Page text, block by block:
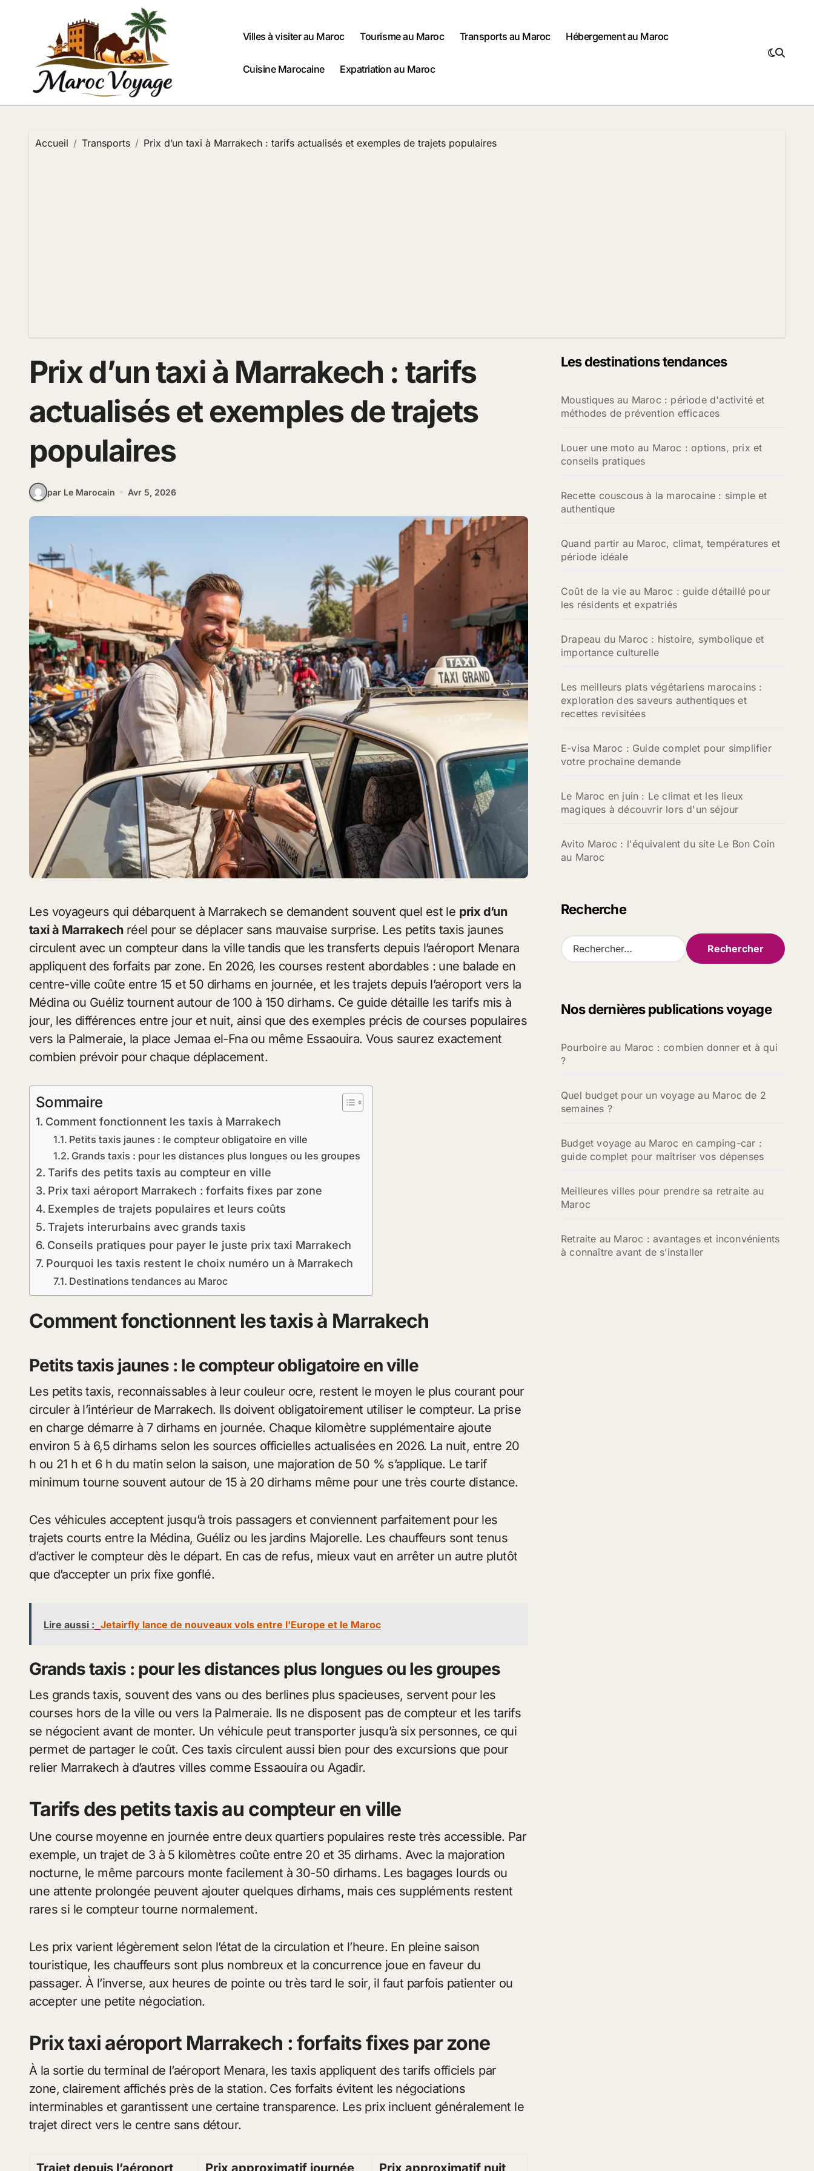
Villes à visiter au Maroc Tourisme au Maroc Transports au Maroc Hébergement au Maroc
Cuisine Marocaine Expatriation au Maroc
Accueil Transports Prix d’un taxi à Marrakech : tarifs actualisés et exemples de trajets populaires
Prix d’un taxi à Marrakech : tarifs
actualisés et exemples de trajets
populaires
par Le Marocain Avr 5, 2026
Les voyageurs qui débarquent à Marrakech se demandent souvent quel est le prix d’un
taxi à Marrakechréel pour se déplacer sans mauvaise surprise. Les petits taxis jaunes
circulent avec un compteur dans la ville tandis que les transferts depuis l’aéroport Menara
appliquent des forfaits par zone. En 2026, les courses restent abordables : une balade en
centre-ville coûte entre 15 et 50 dirhams en journée, et les trajets depuis l’aéroport vers la
Médina ou Guéliz tournent autour de 100 à 150 dirhams. Ce guide détaille les tarifs mis à
jour, les différences entre jour et nuit, ainsi que des exemples précis de courses populaires
vers la Palmeraie, la place Jemaa el-Fna ou même Essaouira. Vous saurez exactement
combien prévoir pour chaque déplacement.
Sommaire
Comment fonctionnent les taxis à Marrakech
Petits taxis jaunes : le compteur obligatoire en ville
Grands taxis : pour les distances plus longues ou les groupes
Tarifs des petits taxis au compteur en ville
Prix taxi aéroport Marrakech : forfaits fixes par zone
Exemples de trajets populaires et leurs coûts
Trajets interurbains avec grands taxis
Conseils pratiques pour payer le juste prix taxi Marrakech
Pourquoi les taxis restent le choix numéro un à Marrakech
Destinations tendances au Maroc
Comment fonctionnent les taxis à Marrakech
Petits taxis jaunes : le compteur obligatoire en ville
Les petits taxis, reconnaissables à leur couleur ocre, restent le moyen le plus courant pour
circuler à l’intérieur de Marrakech. Ils doivent obligatoirement utiliser le compteur. La prise
en charge démarre à 7 dirhams en journée. Chaque kilomètre supplémentaire ajoute
environ 5 à 6,5 dirhams selon les sources officielles actualisées en 2026. La nuit, entre 20
h ou 21 h et 6 h du matin selon la saison, une majoration de 50 % s’applique. Le tarif
minimum tourne souvent autour de 15 à 20 dirhams même pour une très courte distance.
Ces véhicules acceptent jusqu’à trois passagers et conviennent parfaitement pour les
trajets courts entre la Médina, Guéliz ou les jardins Majorelle. Les chauffeurs sont tenus
d’activer le compteur dès le départ. En cas de refus, mieux vaut en arrêter un autre plutôt
que d’accepter un prix fixe gonflé.
Lire aussi : Jetairfly lance de nouveaux vols entre l'Europe et le Maroc
Grands taxis : pour les distances plus longues ou les groupes
Les grands taxis, souvent des vans ou des berlines plus spacieuses, servent pour les
courses hors de la ville ou vers la Palmeraie. Ils ne disposent pas de compteur et les tarifs
se négocient avant de monter. Un véhicule peut transporter jusqu’à six personnes, ce qui
permet de partager le coût. Ces taxis circulent aussi bien pour des excursions que pour
relier Marrakech à d’autres villes comme Essaouira ou Agadir.
Tarifs des petits taxis au compteur en ville
Une course moyenne en journée entre deux quartiers populaires reste très accessible. Par
exemple, un trajet de 3 à 5 kilomètres coûte entre 20 et 35 dirhams. Avec la majoration
nocturne, le même parcours monte facilement à 30-50 dirhams. Les bagages lourds ou
une attente prolongée peuvent ajouter quelques dirhams, mais ces suppléments restent
rares si le compteur tourne normalement.
Les prix varient légèrement selon l’état de la circulation et l’heure. En pleine saison
touristique, les chauffeurs sont plus nombreux et la concurrence joue en faveur du
passager. À l’inverse, aux heures de pointe ou très tard le soir, il faut parfois patienter ou
accepter une petite négociation.
Prix taxi aéroport Marrakech : forfaits fixes par zone
À la sortie du terminal de l’aéroport Menara, les taxis appliquent des tarifs officiels par
zone, clairement affichés près de la station. Ces forfaits évitent les négociations
interminables et garantissent une certaine transparence. Les prix incluent généralement le
trajet direct vers le centre sans détour.
Les destinations tendances
Moustiques au Maroc : période d'activité et
méthodes de prévention efficaces
Louer une moto au Maroc : options, prix et
conseils pratiques
Recette couscous à la marocaine : simple et
authentique
Quand partir au Maroc, climat, températures et
période idéale
Coût de la vie au Maroc : guide détaillé pour
les résidents et expatriés
Drapeau du Maroc : histoire, symbolique et
importance culturelle
Les meilleurs plats végétariens marocains :
exploration des saveurs authentiques et
recettes revisitées
E-visa Maroc : Guide complet pour simplifier
votre prochaine demande
Le Maroc en juin : Le climat et les lieux
magiques à découvrir lors d'un séjour
Avito Maroc : l'équivalent du site Le Bon Coin
au Maroc
Recherche
R
e
r
e
r
Nos dernières publications voyage
Pourboire au Maroc : combien donner et à qui
?
Quel budget pour un voyage au Maroc de 2
semaines ?
Budget voyage au Maroc en camping-car :
guide complet pour maîtriser vos dépenses
Meilleures villes pour prendre sa retraite au
Maroc
Retraite au Maroc : avantages et inconvénients
à connaître avant de s’installer